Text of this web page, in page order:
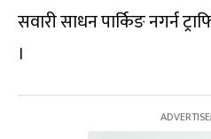
सवारी साधन पार्किङ नगर्न
।